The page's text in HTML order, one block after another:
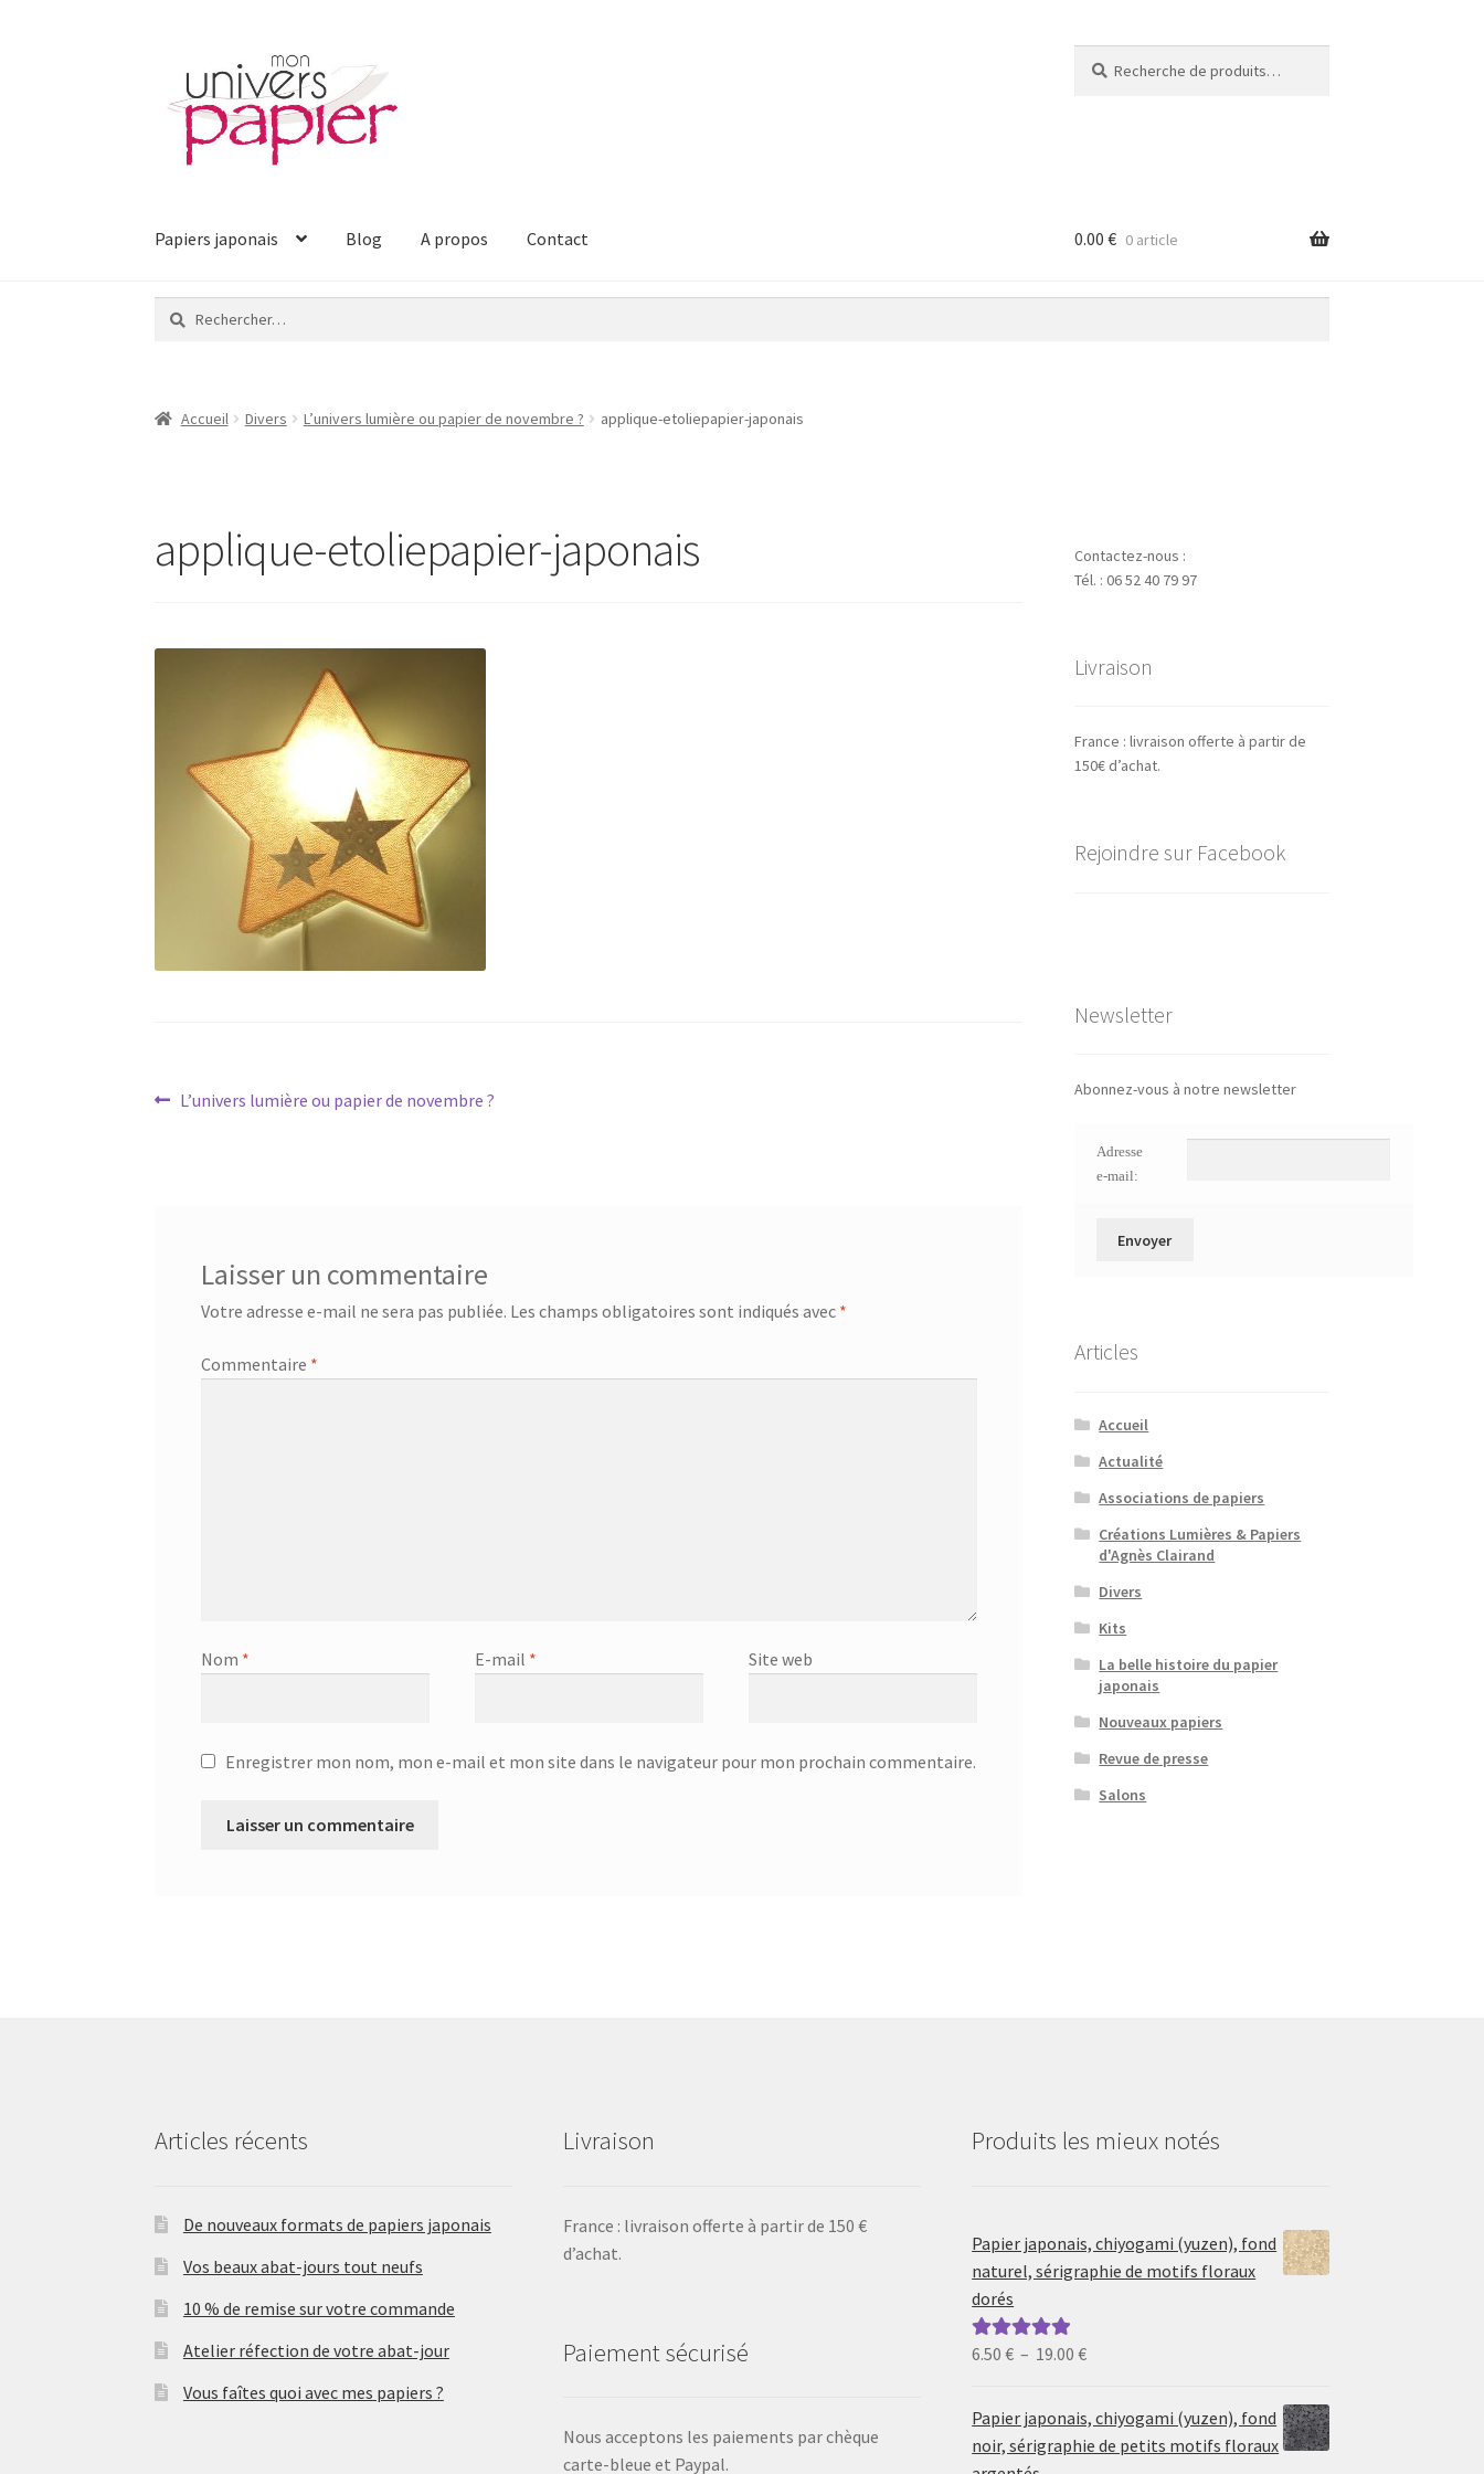
la
navigation
contenu
pour :
Papiers japonais Blog A propos Contact 0.00 € 0 article
Rechercher :
Accueil Divers L’univers lumière ou papier de novembre ? applique-etoliepapier-japonais
applique-etoliepapier-japonais
Navigation
Article
L’univers lumière ou papier de novembre ?
Laisser un commentaire
Votre adresse e-mail ne sera pas publiée. Les champs obligatoires sont indiqués avec *
Commentaire *
Nom * E-mail * Site web
Enregistrer mon nom, mon e-mail et mon site dans le navigateur pour mon prochain commentaire.
Contactez-nous :
Tél. : 06 52 40 79 97
Livraison
France : livraison offerte à partir de
150€ d’achat.
Rejoindre sur Facebook
Newsletter
Abonnez-vous à notre newsletter
Adresse
e-mail:
Articles
Accueil
Actualité
Associations de papiers
Créations Lumières & Papiers
d'Agnès Clairand
Divers
Kits
La belle histoire du papier
japonais
Nouveaux papiers
Revue de presse
Salons
Articles récents
De nouveaux formats de papiers japonais
Vos beaux abat-jours tout neufs
10 % de remise sur votre commande
Atelier réfection de votre abat-jour
Vous faîtes quoi avec mes papiers ?
Livraison
France : livraison offerte à partir de 150 €
d’achat.
Paiement sécurisé
Nous acceptons les paiements par chèque
carte-bleue et Paypal.
Produits les mieux notés
Papier japonais, chiyogami (yuzen), fond
naturel, sérigraphie de motifs floraux
dorés
Note5.00sur
6.50€ – 19.00€Plage
prix :
6.50 €
Papier japonais, chiyogami (yuzen), fond
noir, sérigraphie de petits motifs floraux